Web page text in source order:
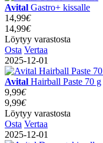
Avital Gastro+ kissalle
14,99€
14,99€
Löytyy varastosta
Osta Vertaa
2025-12-01
Avital Hairball Paste 70 g
9,99€
9,99€
Löytyy varastosta
Osta Vertaa
2025-12-01